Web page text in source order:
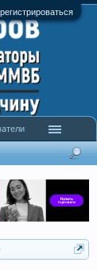
рынка